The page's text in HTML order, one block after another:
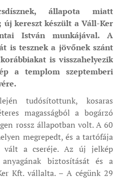
állapota miatt
új kereszt készült a Váll-Ker
István munkájával. A
is tesznek a jövőnek szánt
is visszahelyezik
a templom szeptemberi
tudósítottunk, kosaras
magasságból a bogárzó
rossz állapotban volt. A 60
megrepedt, és a tartófája
vált a cseréje. Az új jelkép
anyagának biztosítását és a
Kft. vállalta. – A cégünk 29